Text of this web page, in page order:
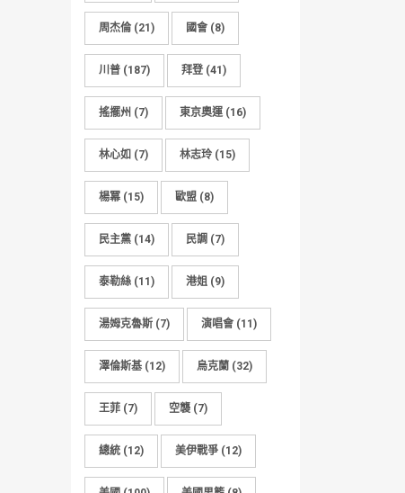
周杰倫 (21) 國會 (8)
川普 (187) 拜登 (41)
搖擺州 (7) 東京奧運(16)
林心如 (7) 林志玲 (15)
楊冪 (15) 歐盟 (8)
民主黨 (14) 民調 (7)
泰勒絲 (11) 港姐 (9)
湯姆克魯斯 (7) 演唱會 (11)
澤倫斯基 (12) 烏克蘭 (32)
王菲 (7) 空襲 (7)
總統 (12) 美伊戰爭 (12)